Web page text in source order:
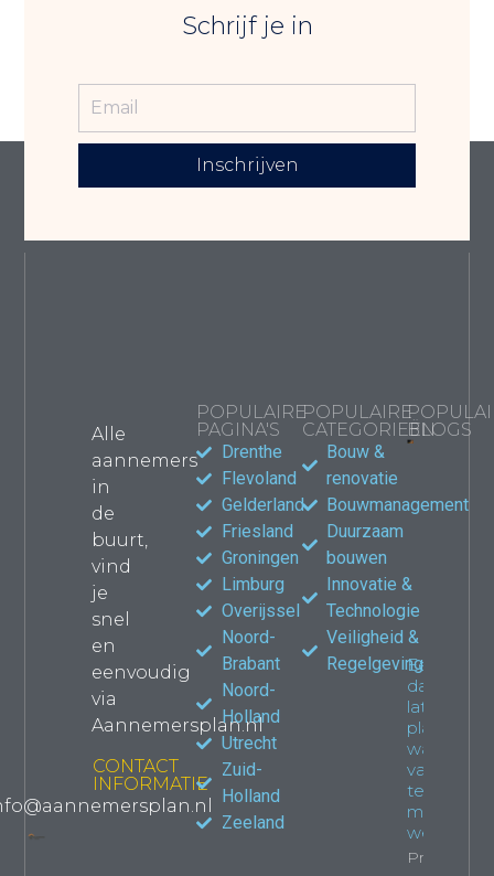
Schrijf je in
Inschrijven
Alle
aannemers
in
de
buurt,
vind
je
snel
en
eenvoudig
via
Aannemersplan.nl
CONTACT
INFORMATIE
POPULAIRE
PAGINA'S
Drenthe
Flevoland
Gelderland
Friesland
Groningen
Limburg
Overijssel
Noord-
Brabant
Noord-
Holland
Utrecht
Zuid-
Holland
Zeeland
POPULAIRE
CATEGORIEËN
Bouw &
renovatie
Bouwmanagement
Duurzaam
bouwen
Innovatie &
Technologie
Veiligheid &
Regelgeving
BLOGS
jouw
Een
dakkapel
laten
plaatsen:
wat je
van
tevoren
moet
weten
Property